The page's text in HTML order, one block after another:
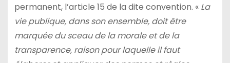
permanent, l’article 15 de la dite convention. « La
vie publique, dans son ensemble, doit être
marquée du sceau de la morale et de la
transparence, raison pour laquelle il faut